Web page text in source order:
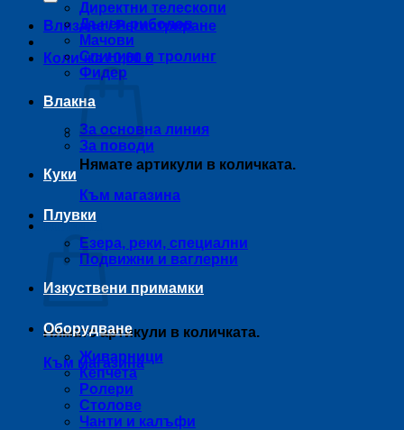
Влизане / Регистриране
Количка /0,00 €
Нямате артикули в количката.
Към магазина
Количка
Нямате артикули в количката.
Към магазина
Директни телескопи
Дънен риболов
Мачови
Спининг и тролинг
Фидер
Влакна
За основна линия
За поводи
Куки
Плувки
Езера, реки, специални
Подвижни и ваглерни
Изкуствени примамки
Оборудване
Живарници
Кепчета
Ролери
Столове
Чанти и калъфи